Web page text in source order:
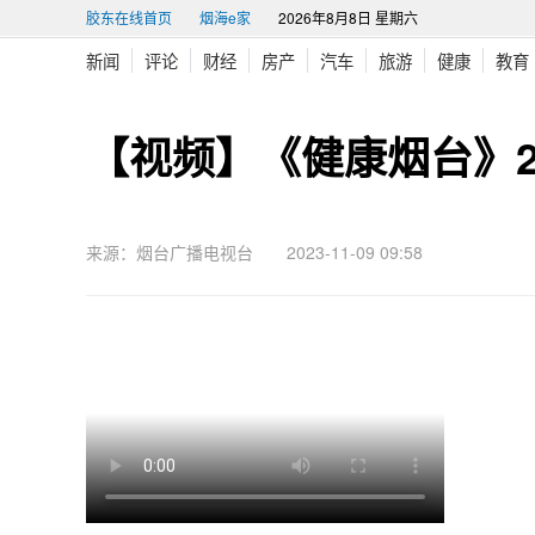
胶东在线首页 烟海e家 2026年8月8日 星期六
新闻 评论 财经 房产 汽车 旅游 健康 教育
【视频】《健康烟台
来源：烟台广播电视台 2023-11-09 09:58